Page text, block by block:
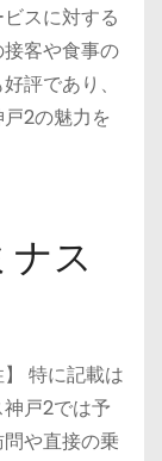
スに対する
客や食事の
評であり、
2の魅力を
ナス
特に記載は
戸2では予
や直接の乗